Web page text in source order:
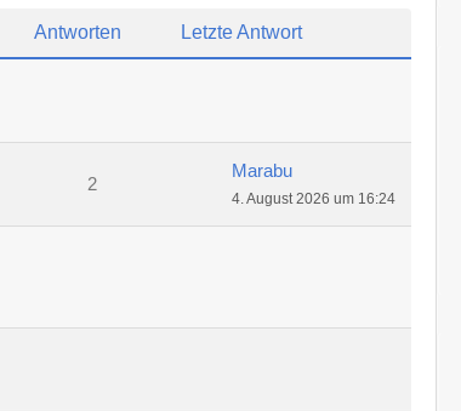
Antworten Letzte Antwort
2
Marabu
4. August 2026 um 16:24